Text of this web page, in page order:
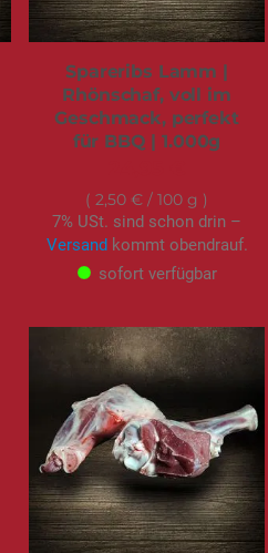
Spareribs Lamm |
Rhönschaf, voll im
Geschmack, perfekt
für BBQ | 1.000g
2,50 € / 100 g
7% USt. sind schon drin –
Versandkommt obendrauf.
sofort verfügbar